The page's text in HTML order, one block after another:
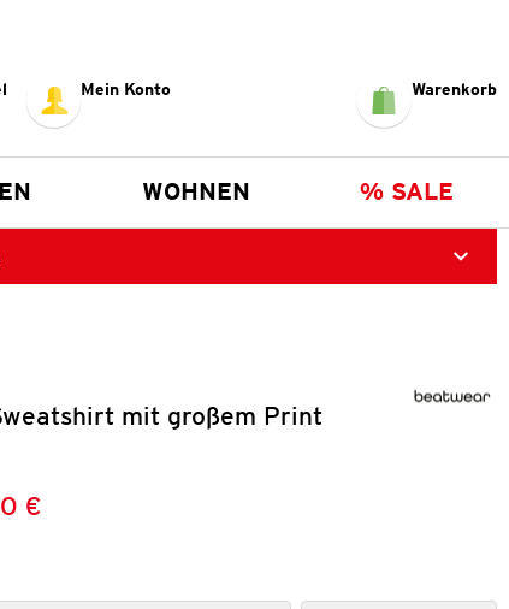
Mein Konto Warenkorb
WOHNEN % SALE
mit großem Print
€